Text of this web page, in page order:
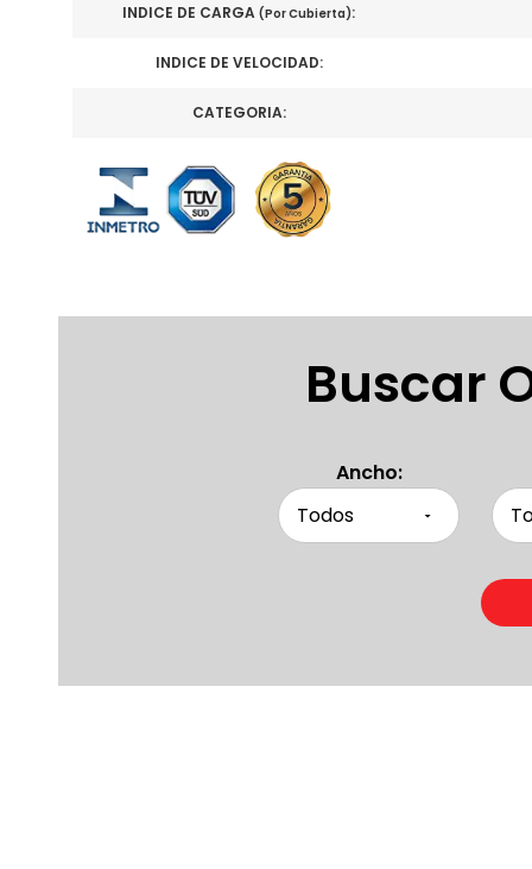
INDICE DE CARGA (Por Cubierta):
INDICE DE VELOCIDAD:
CATEGORIA:
Buscar
Ancho: